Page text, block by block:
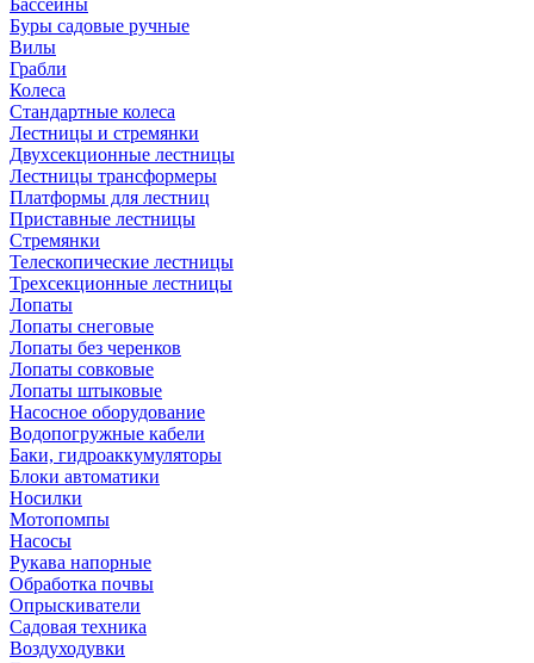
Бассейны
Буры садовые ручные
Вилы
Грабли
Колеса
Стандартные колеса
Лестницы и стремянки
Двухсекционные лестницы
Лестницы трансформеры
Платформы для лестниц
Приставные лестницы
Стремянки
Телескопические лестницы
Трехсекционные лестницы
Лопаты
Лопаты снеговые
Лопаты без черенков
Лопаты совковые
Лопаты штыковые
Насосное оборудование
Водопогружные кабели
Баки, гидроаккумуляторы
Блоки автоматики
Носилки
Мотопомпы
Насосы
Рукава напорные
Обработка почвы
Опрыскиватели
Садовая техника
Воздуходувки